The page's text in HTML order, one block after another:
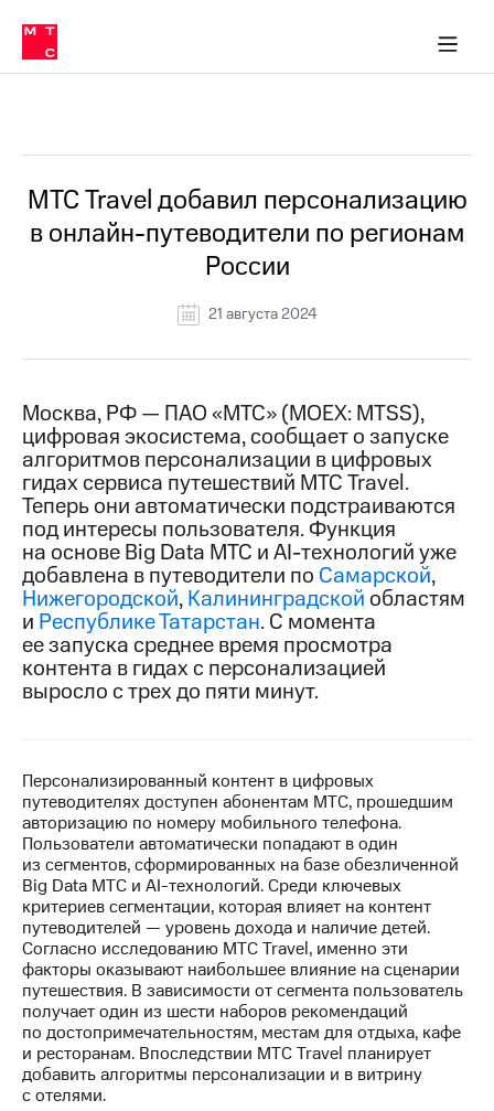
Медиа-центр
и акционерам
Устойчивое развитие
Комплаенс и деловая этика
компании
Карьера
История
компании
информация
Контакты
Медиа-центр
Пресс-
релизы
МТС
о технологиях
Достижения
Интервью
Финансовая
отчетность
Новости
в
регионе
и акционерам
Корпоративное
управление
Корпоративный
секретарь
Раскрытие
информации
Информация
акционерам
Документы
ПАО
в МТС
Пресс-
релизы
МТС Travel добавил персонализацию
в онлайн-путеводители по регионам
России
21 августа 2024
Москва, РФ — ПАО «МТС» (MOEX: MTSS),
цифровая экосистема, сообщает о запуске
алгоритмов персонализации в цифровых
гидах сервиса путешествий МТС Travel.
Теперь они автоматически подстраиваются
под интересы пользователя. Функция
на основе Big Data МТС и AI-технологий уже
добавлена в путеводители по Самарской,
Нижегородской,Калининградскойобластям
и Республике Татарстан. С момента
ее запуска среднее время просмотра
контента в гидах с персонализацией
выросло с трех до пяти минут.
Персонализированный контент в цифровых
путеводителях доступен абонентам МТС, прошедшим
авторизацию по номеру мобильного телефона.
Пользователи автоматически попадают в один
из сегментов, сформированных на базе обезличенной
Big Data МТС и AI-технологий. Среди ключевых
критериев сегментации, которая влияет на контент
путеводителей — уровень дохода и наличие детей.
Согласно исследованию МТС Travel, именно эти
факторы оказывают наибольшее влияние на сценарии
путешествия. В зависимости от сегмента пользователь
получает один из шести наборов рекомендаций
по достопримечательностям, местам для отдыха, кафе
и ресторанам. Впоследствии МТС Travel планирует
добавить алгоритмы персонализации и в витрину
с отелями.